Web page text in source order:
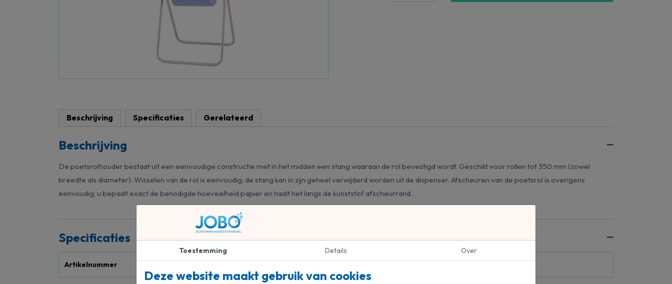
Beschrijving Specificaties Gerelateerd
Beschrijving
De poetsrolhouder bestaat uit een eenvoudige constructie met in het midden een stang waaraan de rol bevestigd wordt. Geschikt voor rollen tot 350 mm (zowel
breedte als diameter). Wisselen van de rol is eenvoudig; de stang kan in zijn geheel verwijderd worden uit de dispenser. Afscheuren van de poetsrol is overigens
eenvoudig; u bepaalt exact de benodigde hoeveelheid papier en haalt het langs de kunststof afscheurrand.
Specificaties
Artikelnummer
Toestemming Details Over
Deze website maakt gebruik van cookies